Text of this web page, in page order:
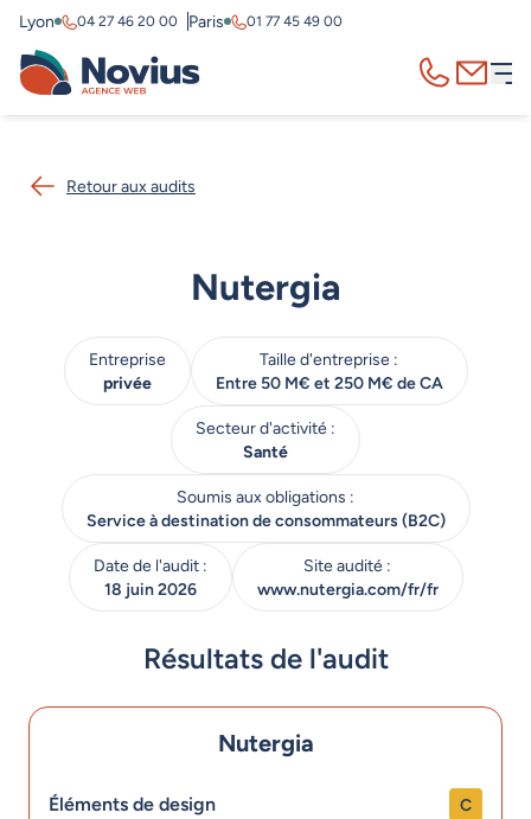
Lyon 04 27 46 20 00 Paris 01 77 45 49 00
Retour aux audits
Nutergia
Entreprise
privée
Taille d'entreprise :
Entre 50 M€ et 250 M€ de CA
Secteur d'activité :
Santé
Soumis aux obligations :
Service à destination de consommateurs (B2C)
Date de l'audit :
18 juin 2026
Site audité :
www.nutergia.com/fr/fr
Résultats de l'audit
Nutergia
Éléments de design C